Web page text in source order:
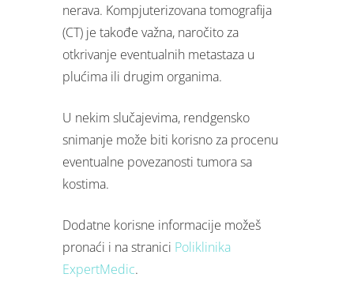
nerava. Kompjuterizovana tomografija
(CT) je takođe važna, naročito za
otkrivanje eventualnih metastaza u
plućima ili drugim organima.
U nekim slučajevima, rendgensko
snimanje može biti korisno za procenu
eventualne povezanosti tumora sa
kostima.
Dodatne korisne informacije možeš
pronaći i na stranici Poliklinika
ExpertMedic.